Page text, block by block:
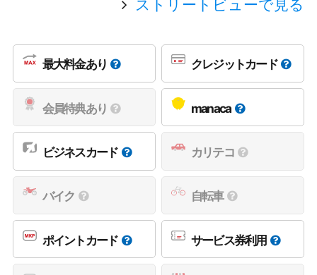
ストリートビューで見る
最大料金あり クレジットカード
会員特典あり manaca
ビジネスカード カリテコ
バイク 自転車
ポイントカード サービス券利用